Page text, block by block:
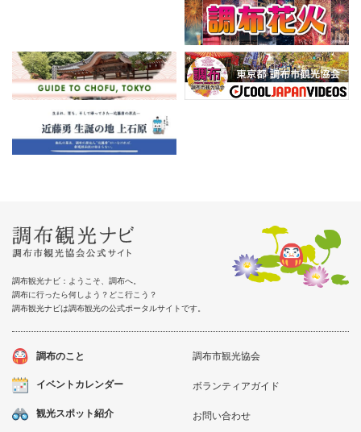
調布観光ナビ：ようこそ、調布へ。
調布に行ったら何しよう？どこ行こう？
調布観光ナビは調布観光の公式ポータルサイトです。
調布のこと
イベントカレンダー
観光スポット紹介
調布市観光協会
ボランティアガイド
お問い合わせ